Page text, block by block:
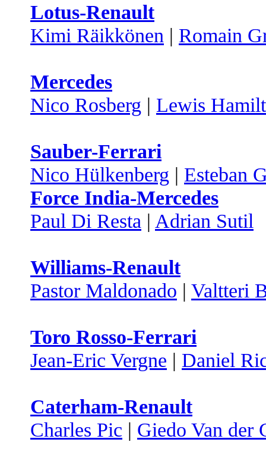
Lotus-Renault
Kimi Räikkönen | Romain
Mercedes
Nico Rosberg | Lewis
Sauber-Ferrari
Nico Hülkenberg | Esteban
Force India-Mercedes
Paul Di Resta | Adrian Sutil
Williams-Renault
Pastor Maldonado | Valtteri
Toro Rosso-Ferrari
Jean-Eric Vergne | Daniel
Caterham-Renault
Charles Pic | Giedo Van der